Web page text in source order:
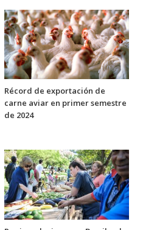
Récord de exportación de
carne aviar en primer semestre
de 2024